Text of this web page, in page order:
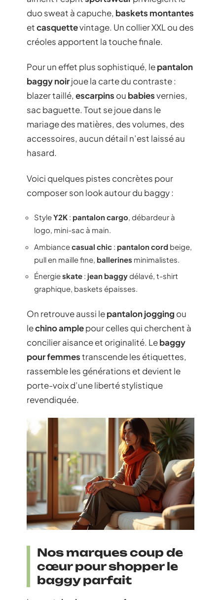
duo sweat à capuche, baskets montantes
etcasquettevintage. Un collier XXL ou des
créoles apportent la touche finale.
Pour un effet plus sophistiqué, lepantalon
baggy noirjoue la carte du contraste :
blazer taillé, escarpins ou babiesvernies,
sac baguette. Tout se joue dans le
mariage des matières, des volumes, des
accessoires, aucun détail n’est laissé au
hasard.
Voici quelques pistes concrètes pour
composer son look autour du baggy :
StyleY2K : pantalon cargo, débardeur à
logo, mini-sac à main.
Ambiancecasual chic : pantalon cord beige,
pull en maille fine, ballerines minimalistes.
Énergieskate : jean baggydélavé, t-shirt
graphique, baskets épaisses.
On retrouve aussi lepantalon jogging ou
lechino amplepour celles qui cherchent à
concilier aisance et originalité. Lebaggy
pour femmestranscende les étiquettes,
rassemble les générations et devient le
porte-voix d’une liberté stylistique
revendiquée.
Nos marques coup de
cœur pour shopper le
baggy parfait